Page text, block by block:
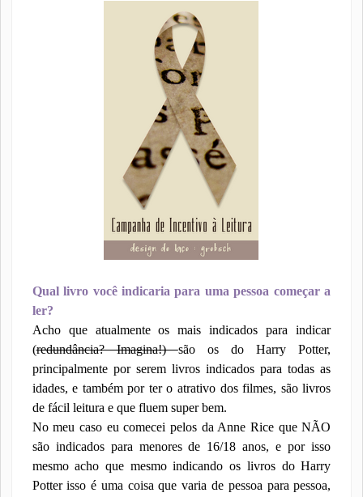
Qual livro você indicaria para uma pessoa começar a
ler?
Acho que atualmente os mais indicados para indicar
(redundância? Imagina!)são os do Harry Potter,
principalmente por serem livros indicados para todas as
idades, e também por ter o atrativo dos filmes, são livros
de fácil leitura e que fluem super bem.
No meu caso eu comecei pelos da Anne Rice que NÃO
são indicados para menores de 16/18 anos, e por isso
mesmo acho que mesmo indicando os livros do Harry
Potter isso é uma coisa que varia de pessoa para pessoa,